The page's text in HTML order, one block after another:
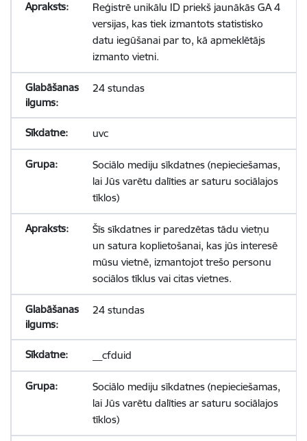
Reģistrē unikālu ID priekš jaunākās GA 4
versijas, kas tiek izmantots statistisko
datu iegūšanai par to, kā apmeklētājs
izmanto vietni.
24 stundas
uvc
Sociālo mediju sīkdatnes (nepieciešamas,
lai Jūs varētu dalīties ar saturu sociālajos
tīklos)
Šīs sīkdatnes ir paredzētas tādu vietņu
un satura koplietošanai, kas jūs interesē
mūsu vietnē, izmantojot trešo personu
sociālos tīklus vai citas vietnes.
24 stundas
__cfduid
Sociālo mediju sīkdatnes (nepieciešamas,
lai Jūs varētu dalīties ar saturu sociālajos
tīklos)